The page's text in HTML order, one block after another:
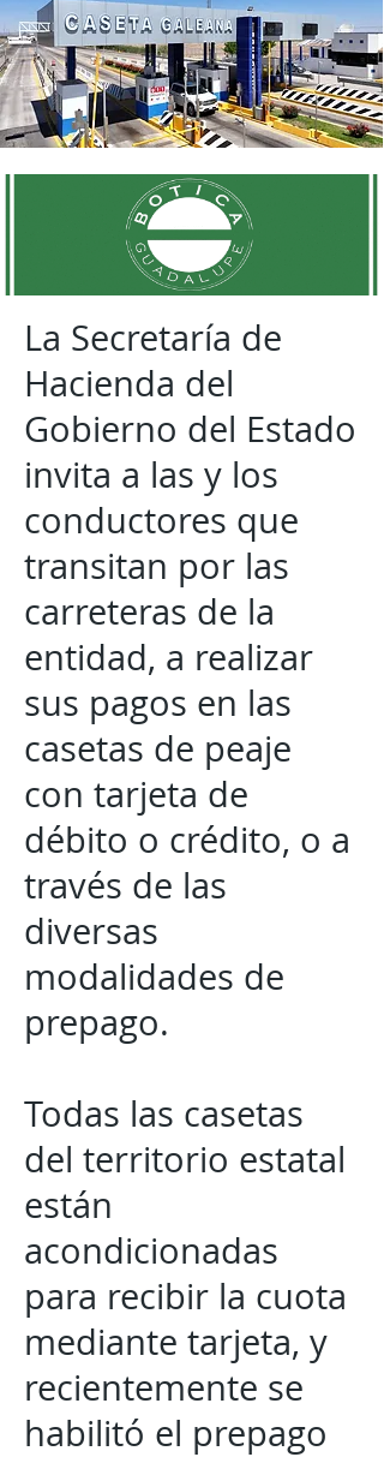
La Secretaría de
Hacienda del
Gobierno del Estado
invita a las y los
conductores que
transitan por las
carreteras de la
entidad, a realizar
sus pagos en las
casetas de peaje
con tarjeta de
débito o crédito, o a
través de las
diversas
modalidades de
prepago.
Todas las casetas
del territorio estatal
están
acondicionadas
para recibir la cuota
mediante tarjeta, y
recientemente se
habilitó el prepago